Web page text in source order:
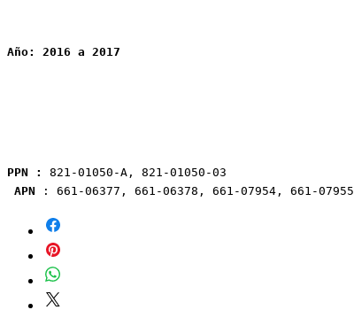
Año: 2016 a 2017
PPN :
821-01050-A, 821-01050-03
APN : 661-06377, 661-06378, 661-07954, 661-07955